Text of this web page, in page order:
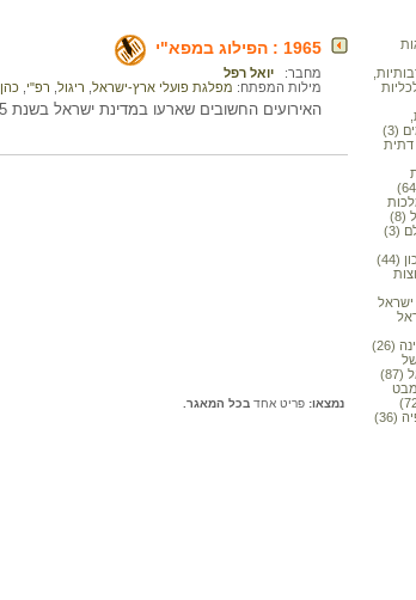
(3)
דתית
(3)
(44)
ישראל
(26)
(36)
1965 : הפילוג במפא"י
מחבר:
יואל רפל
מילות המפתח: מפלגת פועלי ארץ-ישראל ריגול רפ"י
האירועים החשובים שארעו במדינת ישראל בשנת 1965: גזר דין מוות לאלי כהן, כינון יחסים דיפלומטיים עם גרמניה.
נמצאו: פריט אחד בכל המאגר.